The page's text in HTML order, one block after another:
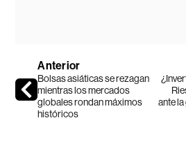
Anterior
Bolsas asiáticas se rezagan
mientras los mercados
globales rondan máximos
históricos
ante